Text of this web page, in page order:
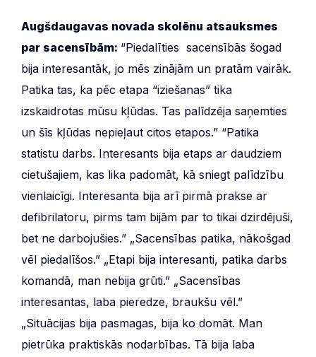
Augšdaugavas novada skolēnu atsauksmes
par sacensībām: “Piedalīties sacensībās šogad
bija interesantāk, jo mēs zinājām un pratām vairāk.
Patika tas, ka pēc etapa “iziešanas” tika
izskaidrotas mūsu kļūdas. Tas palīdzēja saņemties
un šīs kļūdas nepieļaut citos etapos.” “Patika
statistu darbs. Interesants bija etaps ar daudziem
cietušajiem, kas lika padomāt, kā sniegt palīdzību
vienlaicīgi. Interesanta bija arī pirmā prakse ar
defibrilatoru, pirms tam bijām par to tikai dzirdējuši,
bet ne darbojušies.” „Sacensības patika, nākošgad
vēl piedalīšos.” „Etapi bija interesanti, patika darbs
komandā, man nebija grūti.” „Sacensības
interesantas, laba pieredze, braukšu vēl.”
„Situācijas bija pasmagas, bija ko domāt. Man
pietrūka praktiskās nodarbības. Tā bija laba